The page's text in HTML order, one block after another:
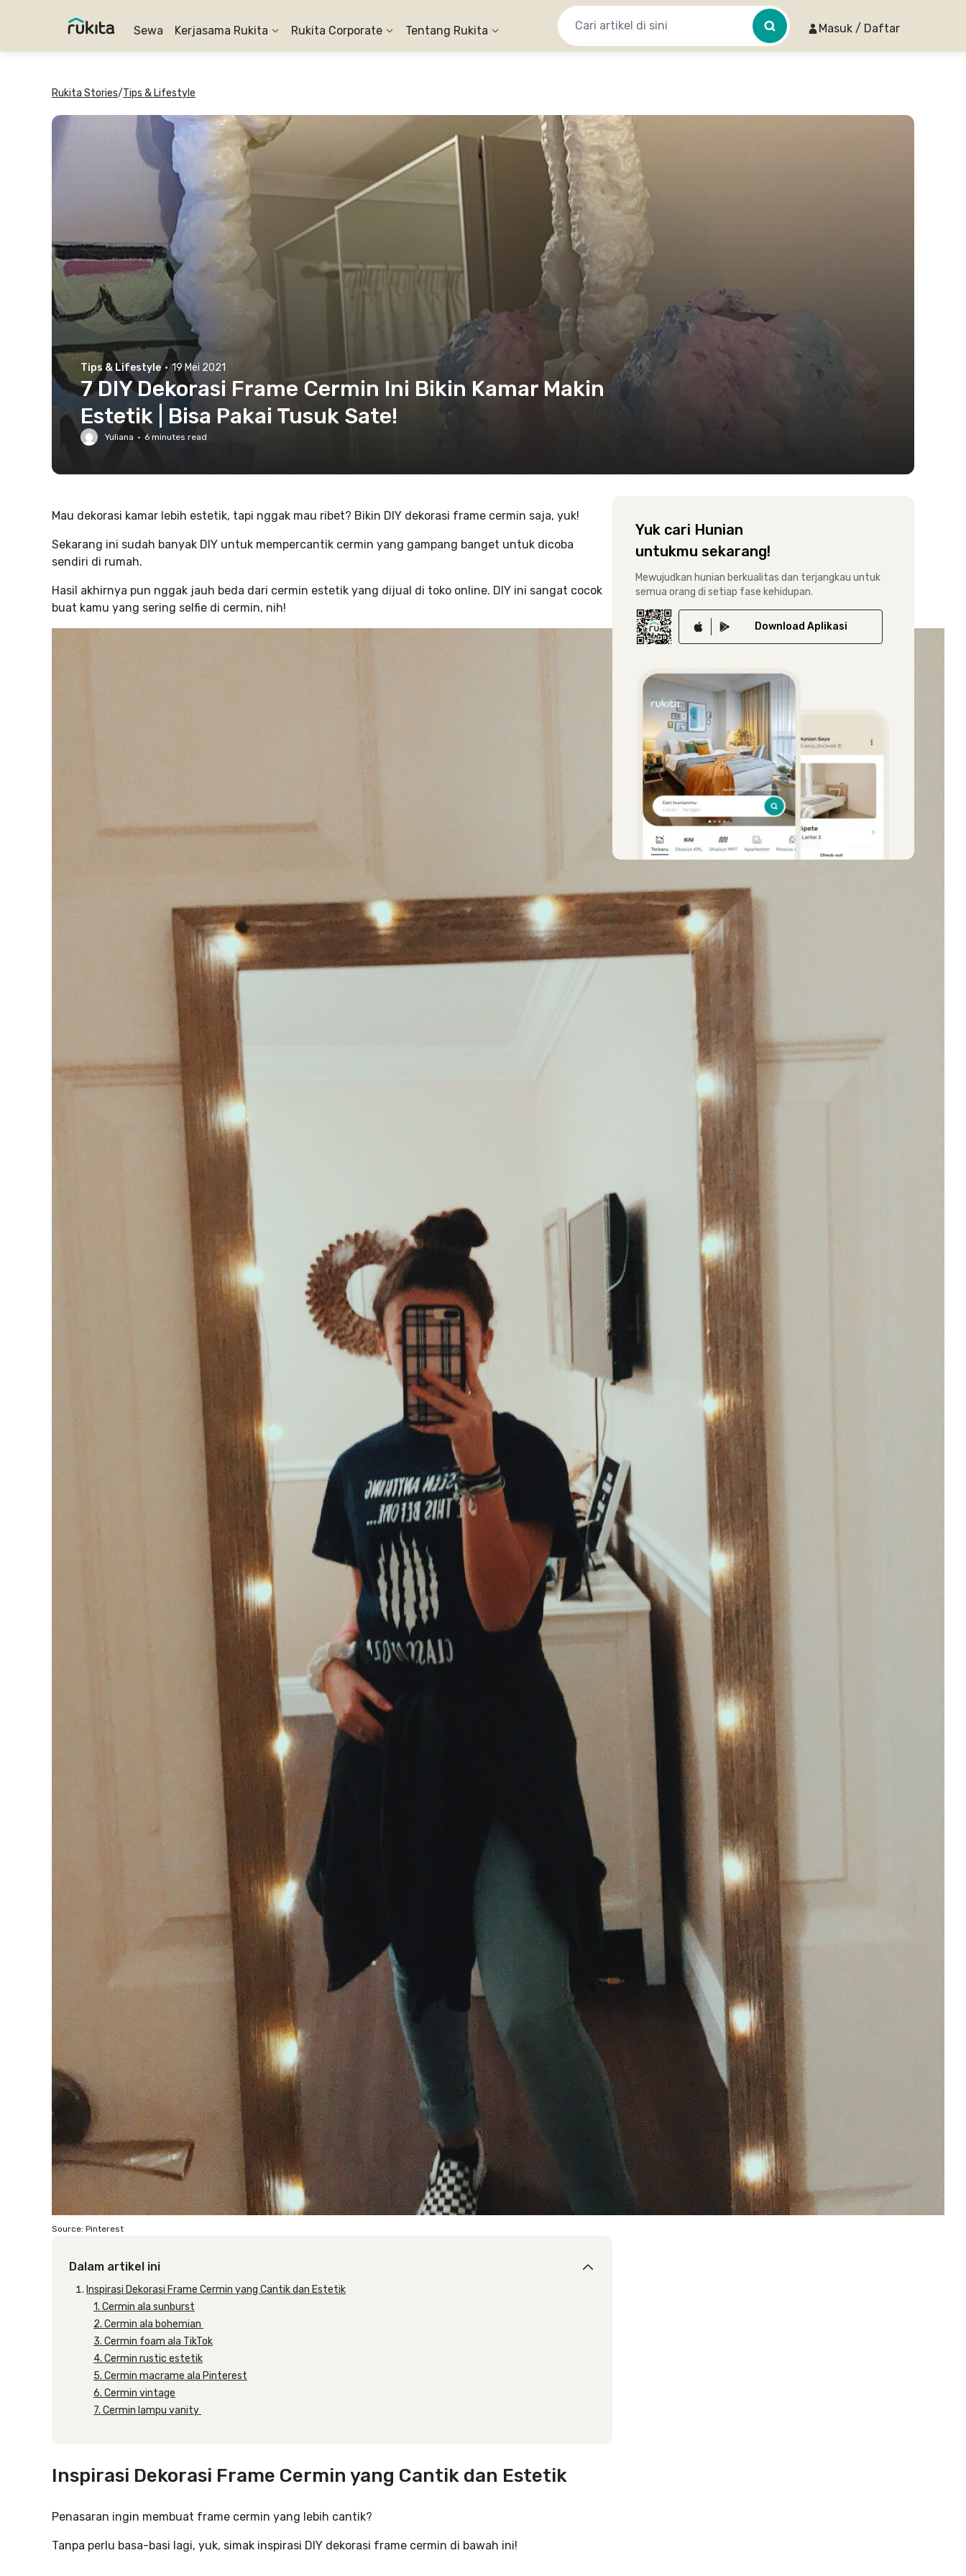
Sewa Kerjasama Rukita Rukita Corporate Tentang Rukita Masuk / Daftar
Rukita Stories/Tips & Lifestyle
Tips & Lifestyle · 19 Mei 2021
7 DIY Dekorasi Frame Cermin Ini Bikin Kamar Makin
Estetik | Bisa Pakai Tusuk Sate!
Yuliana · 6 minutes read
Mau dekorasi kamar lebih estetik, tapi nggak mau ribet? Bikin DIY dekorasi frame cermin saja, yuk!
Sekarang ini sudah banyak DIY untuk mempercantik cermin yang gampang banget untuk dicoba
sendiri di rumah.
Hasil akhirnya pun nggak jauh beda dari cermin estetik yang dijual di toko online. DIY ini sangat cocok
buat kamu yang sering selfie di cermin, nih!
Source: Pinterest
Dalam artikel ini
Inspirasi Dekorasi Frame Cermin yang Cantik dan Estetik
1. Cermin ala sunburst
2. Cermin ala bohemian
3. Cermin foam ala TikTok
4. Cermin rustic estetik
5. Cermin macrame ala Pinterest
6. Cermin vintage
7. Cermin lampu vanity
Inspirasi Dekorasi Frame Cermin yang Cantik dan Estetik
Penasaran ingin membuat frame cermin yang lebih cantik?
Tanpa perlu basa-basi lagi, yuk, simak inspirasi DIY dekorasi frame cermin di bawah ini!
Yuk cari Hunian
untukmu sekarang!
Mewujudkan hunian berkualitas dan terjangkau untuk
semua orang di setiap fase kehidupan.
Download Aplikasi